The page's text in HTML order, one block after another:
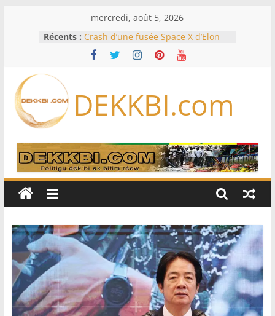
mercredi, août 5, 2026
Récents : Crash d’une fusée Space X d’Elon
Musk sur la Lune: entre pollution
spatiale et ouverture sur la
Diallo devrait assurer l’intérim des
Lions en septembre
sélectionneurs sur 10 déjà partis
Sécheresse: Faut-il stocker l’eau?
À Ceuta, le bilan des morts monte à
75 côté espagnol, 11 côté marocain
DEKKBI.com